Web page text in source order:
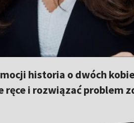
historia o dwóch
i rozwiązać problem